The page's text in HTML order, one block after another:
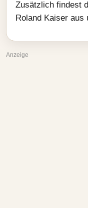
Zusätzlich findest
Roland Kaiser aus
Anzeige